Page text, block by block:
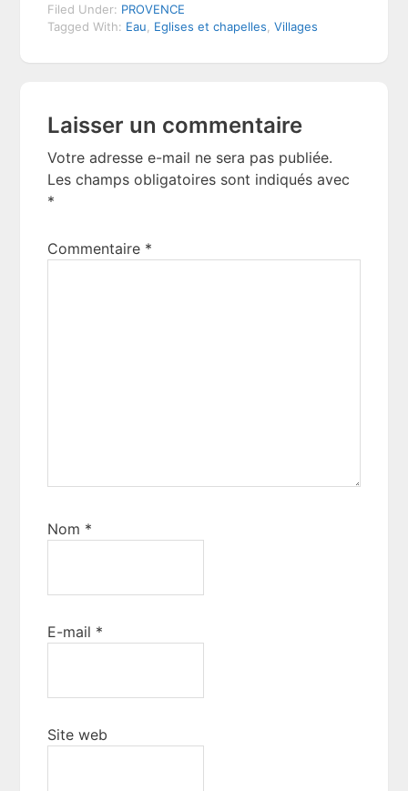
Filed Under: PROVENCE
Tagged With: Eau, Eglises et chapelles,Villages
Interactions
Laisser un commentaire
Votre adresse e-mail ne sera pas publiée.
Les champs obligatoires sont indiqués avec
*
Commentaire *
Nom *
E-mail *
Site web